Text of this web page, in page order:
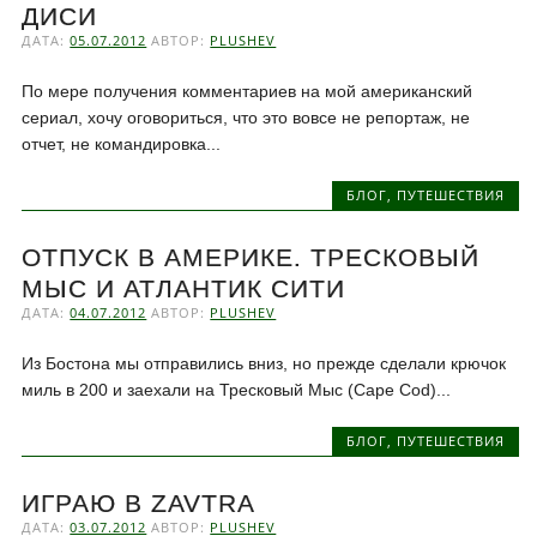
ДИСИ
ДАТА:05.07.2012 АВТОР: PLUSHEV
По мере получения комментариев на мой американский
сериал, хочу оговориться, что это вовсе не репортаж, не
отчет, не командировка...
БЛОГ ПУТЕШЕСТВИЯ
ОТПУСК В АМЕРИКЕ. ТРЕСКОВЫЙ
МЫС И АТЛАНТИК СИТИ
ДАТА:04.07.2012 АВТОР: PLUSHEV
Из Бостона мы отправились вниз, но прежде сделали крючок
миль в 200 и заехали на Тресковый Мыс (Cape Cod)...
БЛОГ, ПУТЕШЕСТВИЯ
ИГРАЮ В ZAVTRA
ДАТА:03.07.2012 АВТОР: PLUSHEV